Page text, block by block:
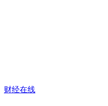
财经在线